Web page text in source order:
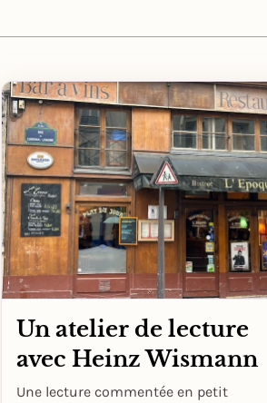
Un atelier de lecture
avec Heinz Wismann
Une lecture commentée en petit